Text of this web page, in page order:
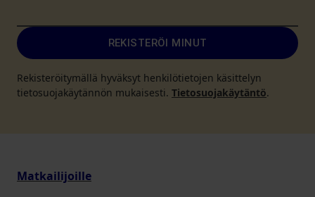
REKISTERÖI MINUT
Rekisteröitymällä hyväksyt henkilötietojen käsittelyn
tietosuojakäytännön mukaisesti. Tietosuojakäytäntö.
Matkailijoille